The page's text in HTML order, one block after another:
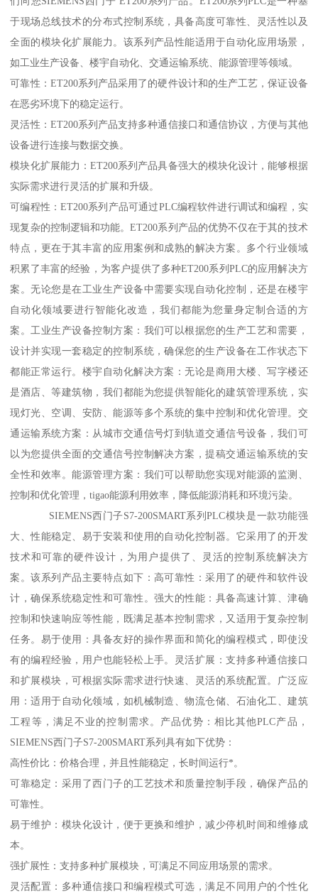
于现场总线技术的分布式控制系统，具备高度可靠性、灵活性以及
全面的模块化扩展能力。该系列产品性能适用于自动化应用场景，
如工业生产设备、楼宇自动化、交通运输系统、能源管理等领域。
可靠性：ET200系列产品采用了的硬件设计和的生产工艺，保证设备
在恶劣环境下的稳定运行。
灵活性：ET200系列产品支持多种通信接口和通信协议，方便与其他
设备进行连接与数据交换。
模块化扩展能力：ET200系列产品具备强大的模块化设计，能够根据
实际需求进行灵活的扩展和升级。
可编程性：ET200系列产品可通过PLC编程软件进行调试和编程，实
现复杂的控制逻辑和功能。ET200系列产品的优势不仅在于其的技术
特点，更在于其丰富的应用案例和成熟的解决方案。多个行业领域
积累了丰富的经验，为客户提供了多种ET200系列PLC的应用解决方
案。无论您是在工业生产设备中需要实现自动化控制，还是在楼宇
自动化领域要进行智能化改造，我们都能为您量身定制合适的方
案。工业生产设备控制方案：我们可以根据您的生产工艺和需要，
设计并实现一套稳定的控制系统，确保您的生产设备在工作状态下
都能正常运行。楼宇自动化解决方案：无论是商用大楼、写字楼还
是酒店、等建筑物，我们都能为您提供智能化的建筑管理系统，实
现灯光、空调、安防、能源等多个系统的集中控制和优化管理。交
通运输系统方案：从城市交通信号灯到轨道交通信号设备，我们可
以为您提供全面的交通信号控制解决方案，提稿交通运输系统的安
全性和效率。能源管理方案：我们可以帮助您实现对能源的监测、
控制和优化管理，tigao能源利用效率，降低能源消耗和环境污染。
SIEMENS西门子S7-200SMART系列PLC模块是一款功能强
大、性能稳定、易于安装和使用的自动化控制器。它采用了的开发
技术和可靠的硬件设计，为用户提供了、灵活的控制系统解决方
案。该系列产品主要特点如下：高可靠性：采用了的硬件和软件设
计，确保系统稳定性和可靠性。强大的性能：具备高速计算、津确
控制和快速响应等性能，既满足基本控制需求，又适用于复杂控制
任务。易于使用：具备友好的操作界面和简化的编程模式，即使没
有的编程经验，用户也能轻松上手。灵活扩展：支持多种通信接口
和扩展模块，可根据实际需求进行快速、灵活的系统配置。广泛应
用：适用于自动化领域，如机械制造、物流仓储、石油化工、建筑
工程等，满足不业的控制需求。产品优势：相比其他PLC产品，
SIEMENS西门子S7-200SMART系列具有如下优势：
高性价比：价格合理，并且性能稳定，长时间运行*。
可靠稳定：采用了西门子的工艺技术和质量控制手段，确保产品的
可靠性。
易于维护：模块化设计，便于更换和维护，减少停机时间和维修成
本。
强扩展性：支持多种扩展模块，可满足不同应用场景的需求。
灵活配置：多种通信接口和编程模式可选，满足不同用户的个性化